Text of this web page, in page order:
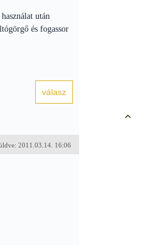
után
és fogassor
2011.03.14. 16:06